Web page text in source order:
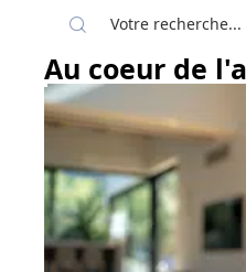
Au coeur de